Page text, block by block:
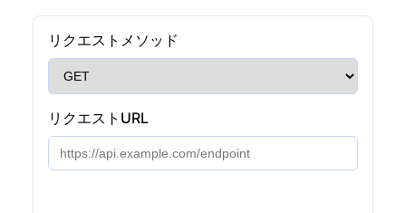
リクエストメソッド
リクエストURL